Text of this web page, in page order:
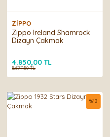
ZİPPO
Zippo Ireland Shamrock
Dizayn Çakmak
4.850,00 TL
5.577,50 TL
%13